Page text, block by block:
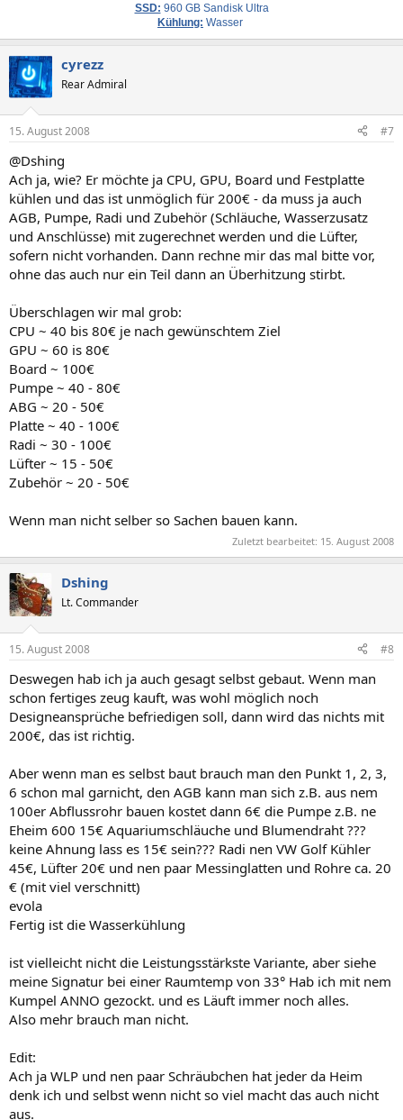
SSD: 960 GB Sandisk Ultra
Kühlung: Wasser
cyrezz
Rear Admiral
15. August 2008 #7
@Dshing
Ach ja, wie? Er möchte ja CPU, GPU, Board und Festplatte
kühlen und das ist unmöglich für 200€ - da muss ja auch
AGB, Pumpe, Radi und Zubehör (Schläuche, Wasserzusatz
und Anschlüsse) mit zugerechnet werden und die Lüfter,
sofern nicht vorhanden. Dann rechne mir das mal bitte vor,
ohne das auch nur ein Teil dann an Überhitzung stirbt.
Überschlagen wir mal grob:
CPU ~ 40 bis 80€ je nach gewünschtem Ziel
GPU ~ 60 is 80€
Board ~ 100€
Pumpe ~ 40 - 80€
ABG ~ 20 - 50€
Platte ~ 40 - 100€
Radi ~ 30 - 100€
Lüfter ~ 15 - 50€
Zubehör ~ 20 - 50€
Wenn man nicht selber so Sachen bauen kann.
Zuletzt bearbeitet: 15. August 2008
Dshing
Lt. Commander
15. August 2008 #8
Deswegen hab ich ja auch gesagt selbst gebaut. Wenn man
schon fertiges zeug kauft, was wohl möglich noch
Designeansprüche befriedigen soll, dann wird das nichts mit
200€, das ist richtig.
Aber wenn man es selbst baut brauch man den Punkt 1, 2, 3,
6 schon mal garnicht, den AGB kann man sich z.B. aus nem
100er Abflussrohr bauen kostet dann 6€ die Pumpe z.B. ne
Eheim 600 15€ Aquariumschläuche und Blumendraht ???
keine Ahnung lass es 15€ sein??? Radi nen VW Golf Kühler
45€, Lüfter 20€ und nen paar Messinglatten und Rohre ca. 20
€ (mit viel verschnitt)
evola
Fertig ist die Wasserkühlung
ist vielleicht nicht die Leistungsstärkste Variante, aber siehe
meine Signatur bei einer Raumtemp von 33° Hab ich mit nem
Kumpel ANNO gezockt. und es Läuft immer noch alles.
Also mehr brauch man nicht.
Edit:
Ach ja WLP und nen paar Schräubchen hat jeder da Heim
denk ich und selbst wenn nicht so viel macht das auch nicht
aus.